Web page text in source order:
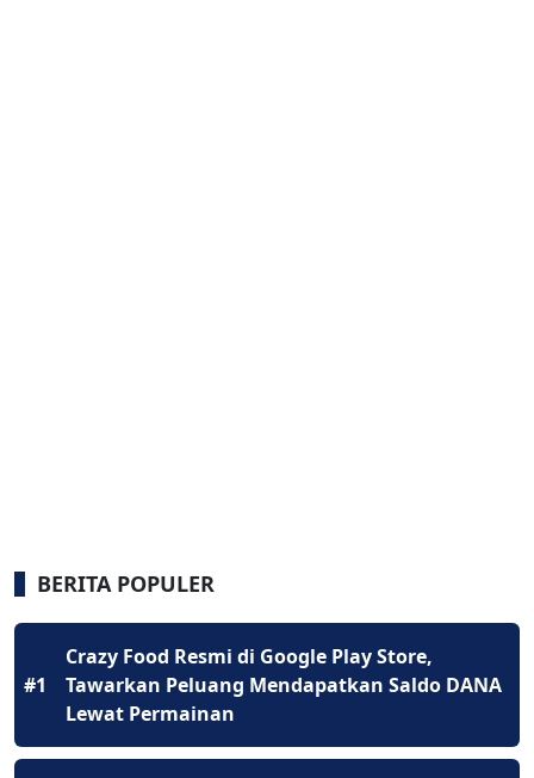
BERITA POPULER
#1
Crazy Food Resmi di Google Play Store,
Tawarkan Peluang Mendapatkan Saldo DANA
Lewat Permainan